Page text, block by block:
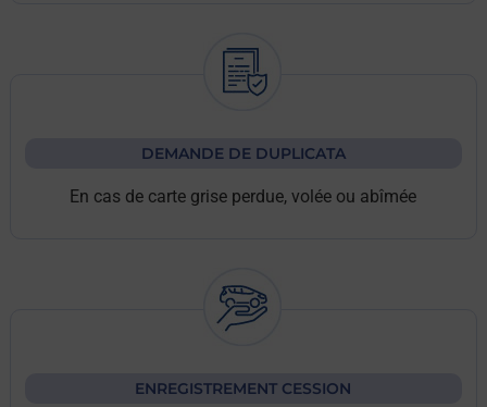
DEMANDE DE DUPLICATA
En cas de carte grise perdue, volée ou abîmée
ENREGISTREMENT CESSION